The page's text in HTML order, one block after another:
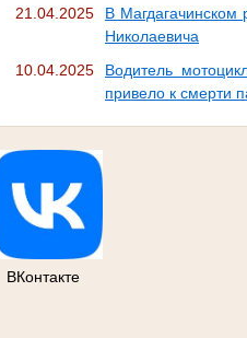
21.04.2025
В Магдагачинском
Николаевича
10.04.2025
Водитель
привело к смерти
ВКонтакте